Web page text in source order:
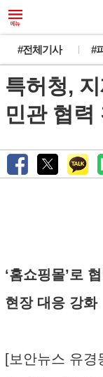
#전체기사 #
특허청,
민관 협력
‘홈쇼핑몰’로
현장 대응 강화
[보안뉴스 유